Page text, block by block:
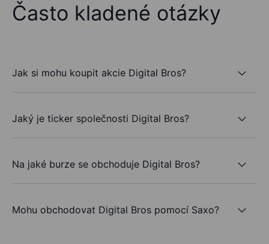
Často kladené otázky
Jak si mohu koupit akcie Digital Bros?
Jaký je ticker společnosti Digital Bros?
Na jaké burze se obchoduje Digital Bros?
Mohu obchodovat Digital Bros pomocí Saxo?